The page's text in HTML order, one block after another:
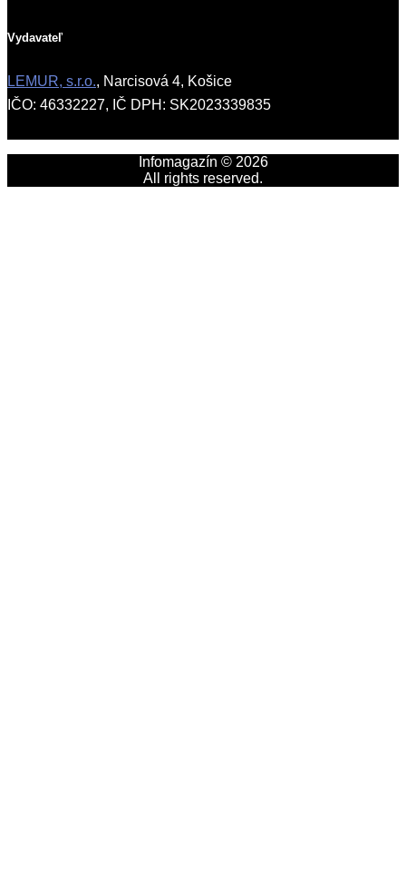
Vydavateľ
LEMUR, s.r.o., Narcisová 4, Košice
IČO: 46332227, IČ DPH: SK2023339835
Infomagazín © 2026
All rights reserved.